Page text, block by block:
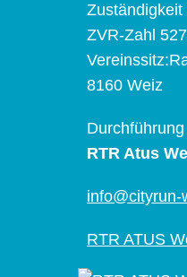
Zuständigkeit
ZVR-Zahl
8160 Weiz
RTR Atus
info@cityrun-
RTR ATUS